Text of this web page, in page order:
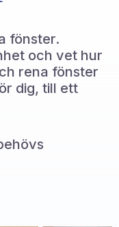
fönster.
och vet hur
rena fönster
dig, till ett